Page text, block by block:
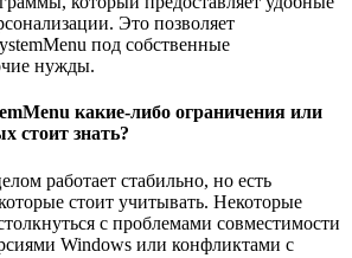
Это позволяет
под собственные
нужды.
какие-либо ограничения или
стоит знать?
работает стабильно, но есть
стоит учитывать. Некоторые
с проблемами совместимости
Windows или конфликтами с